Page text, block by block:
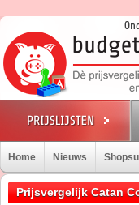
Home Nieuws
Prijsvergelijk Catan